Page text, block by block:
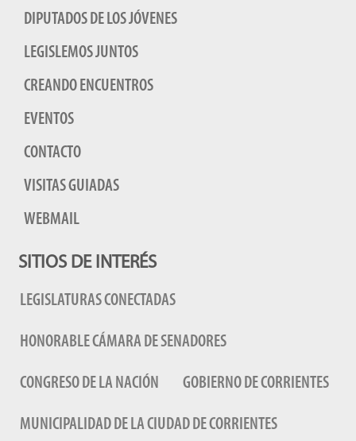
DIPUTADOS DE LOS JÓVENES
LEGISLEMOS JUNTOS
CREANDO ENCUENTROS
EVENTOS
CONTACTO
VISITAS GUIADAS
WEBMAIL
SITIOS DE INTERÉS
LEGISLATURAS CONECTADAS
HONORABLE CÁMARA DE SENADORES
CONGRESO DE LA NACIÓN GOBIERNO DE CORRIENTES
MUNICIPALIDAD DE LA CIUDAD DE CORRIENTES